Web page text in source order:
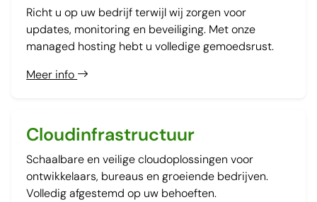
Richt u op uw bedrijf terwijl wij zorgen voor
updates, monitoring en beveiliging. Met onze
managed hosting hebt u volledige gemoedsrust.
Meer info
Cloudinfrastructuur
Schaalbare en veilige cloudoplossingen voor
ontwikkelaars, bureaus en groeiende bedrijven.
Volledig afgestemd op uw behoeften.